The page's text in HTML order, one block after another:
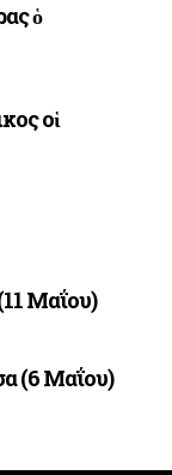
ὁ
οἱ
Μαΐου)
(6 Μαΐου)